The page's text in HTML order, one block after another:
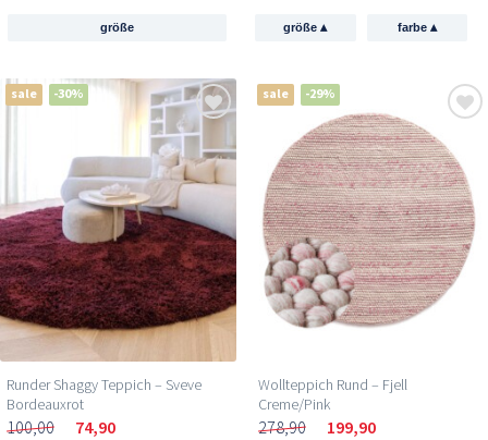
größe größe▴ farbe ▴
sale -30%
Runder Shaggy Teppich – Sveve
Bordeauxrot
100,00 74,90
sale -29%
Wollteppich Rund – Fjell
Creme/Pink
278,90 199,90